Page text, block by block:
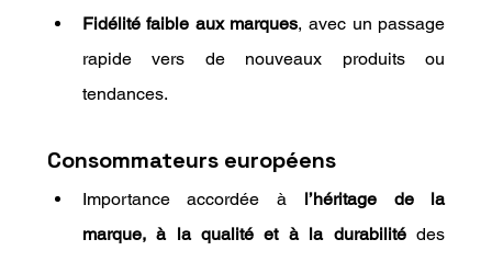
Fidélité faible aux marques, avec un passage
rapide vers de nouveaux produits ou
tendances.
Consommateurs européens
Importance accordée à l’héritage de la
marque, à la qualité et à la durabilité des